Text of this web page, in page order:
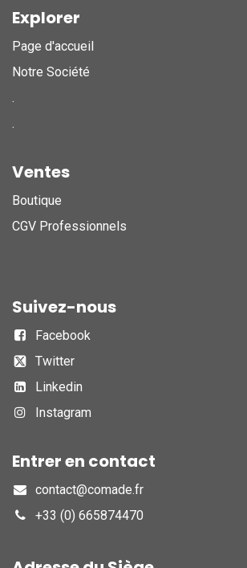
Explorer
Page d'accueil
Notre Société
.
.
Ventes
Boutique
CGV Professionnels
Suivez-nous
Facebook
Twitter
Linkedin
Instagram
Entrer en contact
contact@comade.fr
+33 (0) 665874470